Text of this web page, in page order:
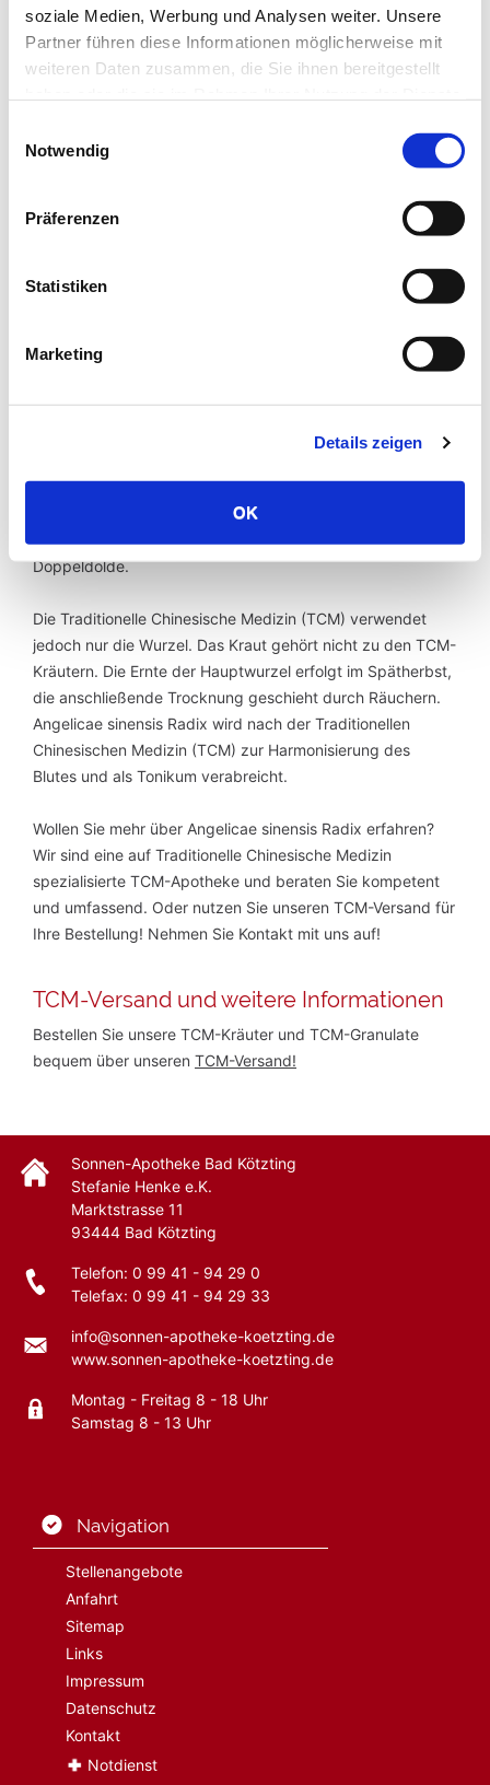
soziale Medien, Werbung und Analysen weiter. Unsere
Partner führen diese Informationen möglicherweise mit
weiteren Daten zusammen, die Sie ihnen bereitgestellt
Cookies, wenn Sie unsere Webseite weiterhin nutzen.
Notwendig
Präferenzen
Statistiken
Marketing
Details zeigen
OK
3-10g
Beschreibung:
Chinesischen Medizin (TCM). Bereits das älteste
chinesische Buch über Ackerbau und Heilpflanzen aus dem
Jahr 2.800 v. Chr. erwähnte die Pflanze als Heilmittel.
Namen Dang Gui bekannt. Ihr Vorkommen erstreckt sich
auf China. Der jesuitische Missionar und Sinologe Jean-
ein.
Bei Dang Gui handelt es sich um eine ausdauernde,
krautige Pflanze. Der purpurfarben überlaufene Stängel ist
Chinesische Angelikawurzel aus der Gattung der
Engelwurzen gehört zur Familie der
Doldenblütengewächse. Typisch ist die Blüte in Form einer
Doppeldolde.
Die Traditionelle Chinesische Medizin (TCM) verwendet
jedoch nur die Wurzel. Das Kraut gehört nicht zu den TCM-
Kräutern. Die Ernte der Hauptwurzel erfolgt im Spätherbst,
die anschließende Trocknung geschieht durch Räuchern.
Angelicae sinensis Radix wird nach der Traditionellen
Chinesischen Medizin (TCM) zur Harmonisierung des
Blutes und als Tonikum verabreicht.
Wollen Sie mehr über Angelicae sinensis Radix erfahren?
Wir sind eine auf Traditionelle Chinesische Medizin
spezialisierte TCM-Apotheke und beraten Sie kompetent
und umfassend. Oder nutzen Sie unseren TCM-Versand für
Ihre Bestellung! Nehmen Sie Kontakt mit uns auf!
TCM-Versand und weitere Informationen
Bestellen Sie unsere TCM-Kräuter und TCM-Granulate
bequem über unseren TCM-Versand!
Sonnen-Apotheke Bad Kötzting
Stefanie Henke e.K.
Marktstrasse 11
93444 Bad Kötzting
Telefon: 0 99 41 - 94 29 0
Telefax: 0 99 41 - 94 29 33
info@sonnen-apotheke-koetzting.de
www.sonnen-apotheke-koetzting.de
Montag - Freitag 8 - 18 Uhr
Samstag 8 - 13 Uhr
Navigation
Stellenangebote
Anfahrt
Sitemap
Links
Impressum
Datenschutz
Kontakt
Notdienst